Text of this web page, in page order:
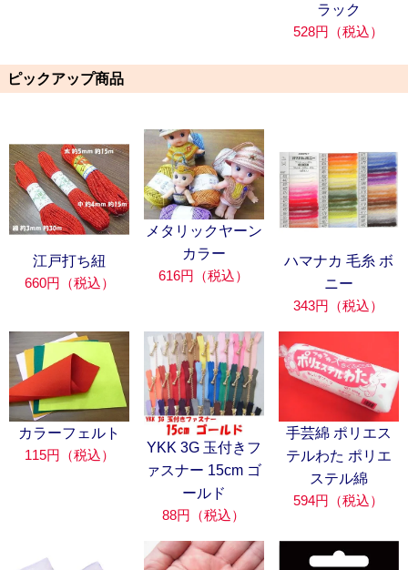
ラック
528円（税込）
ピックアップ商品
江戸打ち紐
660円（税込）
メタリックヤーン
カラー
616円（税込）
ハマナカ 毛糸 ボ
ニー
343円（税込）
カラーフェルト
115円（税込）
YKK 3G 玉付きフ
ァスナー 15cm ゴ
ールド
88円（税込）
手芸綿 ポリエス
テルわた ポリエ
ステル綿
594円（税込）